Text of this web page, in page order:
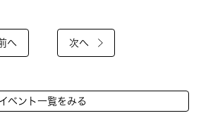
へ 次へ
イベント一覧をみる